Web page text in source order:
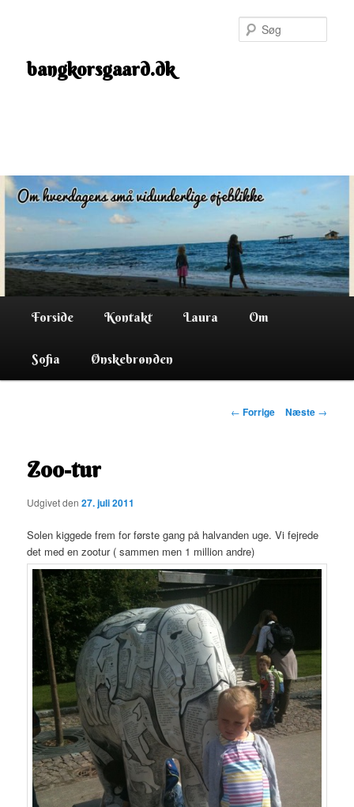
indholdbangkorsgaard.dk
Forside Kontakt Laura Om
Sofia Ønskebrønden
Indlægsnavigation
← Forrige Næste →
Zoo-tur
Udgivet den27. juli 2011
Solen kiggede frem for første gang på halvanden uge. Vi fejrede
det med en zootur ( sammen men 1 million andre)